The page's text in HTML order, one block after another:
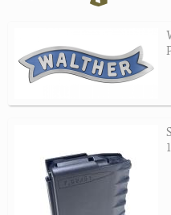
Revolver
Sonstige Waffen
Munition
Bogensport